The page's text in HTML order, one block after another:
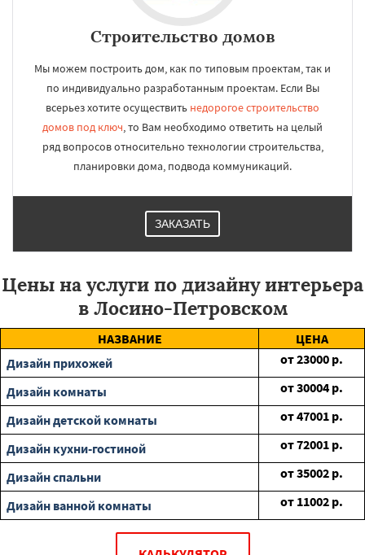
Строительство домов
Мы можем построить дом, как по типовым проектам, так и
по индивидуально разработанным проектам. Если Вы
всерьез хотите осуществить недорогое строительство
домов под ключ, то Вам необходимо ответить на целый
ряд вопросов относительно технологии строительства,
планировки дома, подвода коммуникаций.
ЗАКАЗАТЬ
Цены на услуги по дизайну интерьера
в Лосино-Петровском
НАЗВАНИЕ
ЦЕНА
Дизайн прихожей
от23000 р.
Дизайн комнаты
от30004 р.
Дизайн детской комнаты
от47001 р.
Дизайн кухни-гостиной
от72001 р.
Дизайн спальни
от35002 р.
Дизайн ванной комнаты
от 11002 р.